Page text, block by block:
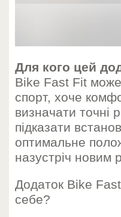
Для кого цей
Bike Fast Fit може
спорт, хоче
визначати точні
підказати
оптимальне
назустріч новим
Додаток Bike
себе?